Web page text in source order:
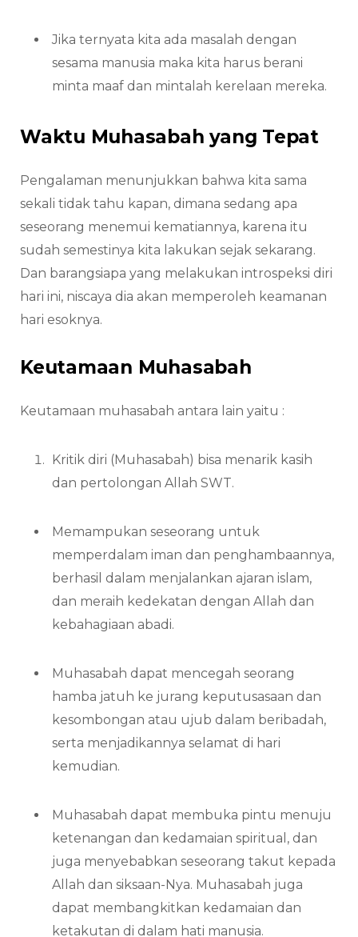
Jika ternyata kita ada masalah dengan
sesama manusia maka kita harus berani
minta maaf dan mintalah kerelaan mereka.
Waktu Muhasabah yang Tepat
Pengalaman menunjukkan bahwa kita sama
sekali tidak tahu kapan, dimana sedang apa
seseorang menemui kematiannya, karena itu
sudah semestinya kita lakukan sejak sekarang.
Dan barangsiapa yang melakukan introspeksi diri
hari ini, niscaya dia akan memperoleh keamanan
hari esoknya.
Keutamaan Muhasabah
Keutamaan muhasabah antara lain yaitu :
Kritik diri (Muhasabah) bisa menarik kasih
dan pertolongan Allah SWT.
Memampukan seseorang untuk
memperdalam iman dan penghambaannya,
berhasil dalam menjalankan ajaran islam,
dan meraih kedekatan dengan Allah dan
kebahagiaan abadi.
Muhasabah dapat mencegah seorang
hamba jatuh ke jurang keputusasaan dan
kesombongan atau ujub dalam beribadah,
serta menjadikannya selamat di hari
kemudian.
Muhasabah dapat membuka pintu menuju
ketenangan dan kedamaian spiritual, dan
juga menyebabkan seseorang takut kepada
Allah dan siksaan-Nya. Muhasabah juga
dapat membangkitkan kedamaian dan
ketakutan di dalam hati manusia.